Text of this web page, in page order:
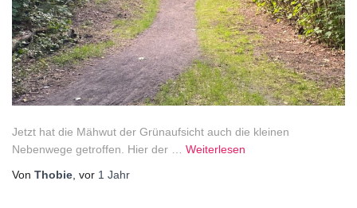
Jetzt hat die Mähwut der Grünaufsicht auch die kleinen
Nebenwege getroffen. Hier der … Weiterlesen
Von Thobie , vor 1 Jahr